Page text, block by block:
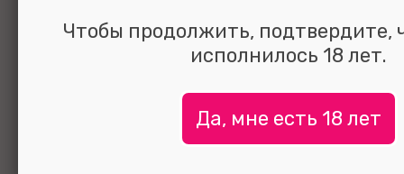
Чтобы продолжить, подтвердите,
исполнилось 18 лет.
Да, мне есть 18 лет